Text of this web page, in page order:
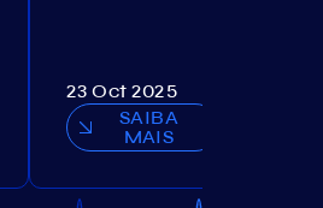
23 Oct 2025
SAIBA
MAIS